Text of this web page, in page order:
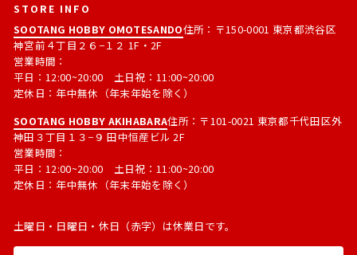
STORE INFO
SOOTANG HOBBY OMOTESANDO住所：〒150-0001 東京都渋谷区
神宮前４丁目２６−１２ 1F・2F
営業時間：
平日：12:00~20:00 土日祝：11:00~20:00
定休日：年中無休（年末年始を除く）
SOOTANG HOBBY AKIHABARA住所：〒101-0021 東京都千代田区外
神田３丁目１３−９ 田中恒産ビル 2F
営業時間：
平日：12:00~20:00 土日祝：11:00~20:00
定休日：年中無休（年末年始を除く）
土曜日・日曜日・休日（赤字）は休業日です。